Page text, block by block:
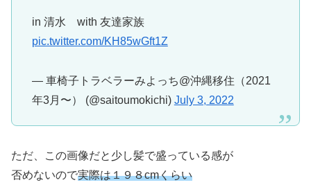
in 清水 with 友達家族
pic.twitter.com/KH85wGft1Z
— 車椅子トラベラーみよっち@沖縄移住（2021
年3月〜） (@saitoumokichi) July 3, 2022
ただ、この画像だと少し髪で盛っている感が
否めないので実際は１９８cmくらい